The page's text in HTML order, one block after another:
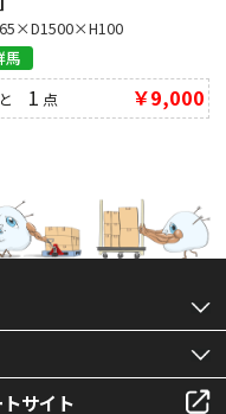
馬
1 点 ￥9,000
サイト